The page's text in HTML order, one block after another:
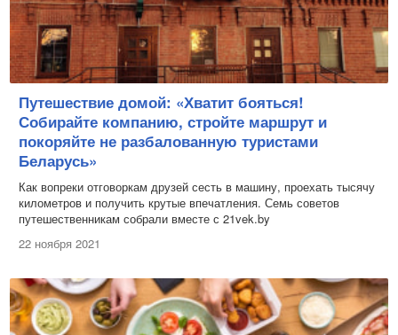
Путешествие домой: «Хватит бояться!
Собирайте компанию, стройте маршрут и
покоряйте не разбалованную туристами
Беларусь»
Как вопреки отговоркам друзей сесть в машину, проехать тысячу
километров и получить крутые впечатления. Семь советов
путешественникам собрали вместе с 21vek.by
22 ноября 2021